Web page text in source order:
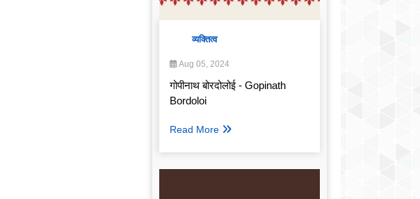
व्यक्तित्व
Aug 05, 2024
गोपीनाथ बोरदोलोई - Gopinath
Bordoloi
Read More